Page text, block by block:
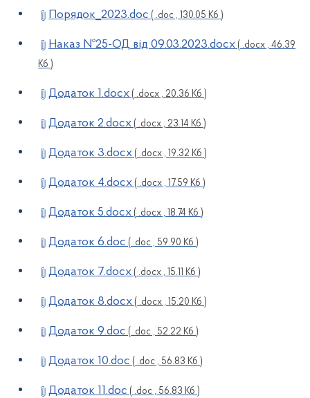
Порядок_2023.doc ( .doc , 130.05 Кб )
Наказ №25-ОД від 09.03.2023.docx ( .docx , 46.39
Кб )
Додаток 1.docx ( .docx , 20.36 Кб )
Додаток 2.docx ( .docx , 23.14 Кб )
Додаток 3.docx ( .docx , 19.32 Кб )
Додаток 4.docx ( .docx , 17.59 Кб )
Додаток 5.docx ( .docx , 18.74 Кб )
Додаток 6.doc ( .doc , 59.90 Кб )
Додаток 7.docx ( .docx , 15.11 Кб )
Додаток 8.docx ( .docx , 15.20 Кб )
Додаток 9.doc ( .doc , 52.22 Кб )
Додаток 10.doc ( .doc , 56.83 Кб )
Додаток 11.doc ( .doc , 56.83 Кб )